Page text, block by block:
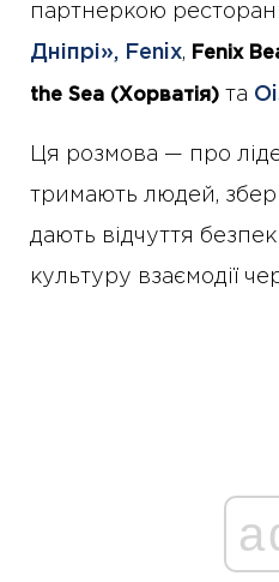
партнеркою
Дніпрі», Fenix, Fenix
the Sea (Хорватія) та
Ця розмова — про
тримають людей,
дають відчуття
культуру взаємодії